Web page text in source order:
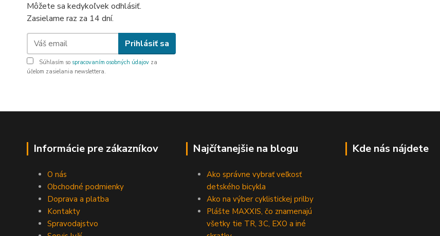
Môžete sa kedykoľvek odhlásiť.
Zasielame raz za 14 dní.
Prihlásiť sa
Súhlasím so spracovaním osobných údajov za
účelom zasielania newslettera.
Informácie pre zákazníkov
O nás
Obchodné podmienky
Doprava a platba
Kontakty
Spravodajstvo
Najčítanejšie na blogu
Ako správne vybrať veľkosť
detského bicykla
Ako na výber cyklistickej prilby
Plášte MAXXIS, čo znamenajú
všetky tie TR, 3C, EXO a iné
Kde nás nájdete